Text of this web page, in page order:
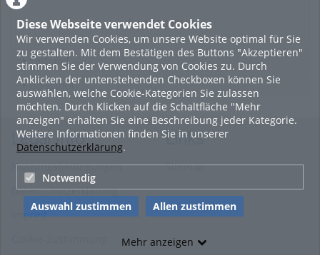
Diese Webseite verwendet Cookies
Wir verwenden Cookies, um unsere Website optimal für Sie
zu gestalten. Mit dem Bestätigen des Buttons "Akzeptieren"
stimmen Sie der Verwendung von Cookies zu. Durch
Anklicken der untenstehenden Checkboxen können Sie
auswählen, welche Cookie-Kategorien Sie zulassen
möchten. Durch Klicken auf die Schaltfläche "Mehr
anzeigen" erhalten Sie eine Beschreibung jeder Kategorie.
Weitere Informationen finden Sie in unserer
Datenschutzerklärung.
Notwendig
Auswahl zustimmen Allen zustimmen
Mehr anzeigen
LADE MEHR
Featured
Beliebtheit
Legal Info
Nutzungsbedingungen
Datenschutzerklärung
Imprint
Links
Sitemap